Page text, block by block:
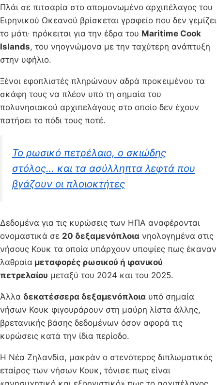
Πλάι σε πιτσαρία στο απομονωμένο αρχιπέλαγος του
Ειρηνικού Ωκεανού βρίσκεται γραφείο που δεν γεμίζει
το μάτι· πρόκειται για την έδρα του Maritime Cook
Islands, του νηογνώμονα με την ταχύτερη ανάπτυξη
στην υφήλιο.
Ξένοι εφοπλιστές πληρώνουν αδρά προκειμένου τα
σκάφη τους να πλέον υπό τη σημαία του
πολυνησιακού αρχιπελάγους στο οποίο δεν έχουν
πατήσει το πόδι τους ποτέ.
Το ρωσικό πετρέλαιο, ο σκιώδης
στόλος… και τα ασύλληπτα λεφτά που
βγάζουν οι πλοιοκτήτες
Δεδομένα για τις κυρώσεις των ΗΠΑ αναφέρονται
ονομαστικά σε 20 δεξαμενόπλοια νηολογημένα στις
νήσους Κουκ τα οποία υπάρχουν υποψίες πως έκαναν
λαθραία μεταφορές ρωσικού ή ιρανικού
πετρελαίου μεταξύ του 2024 και του 2025.
Άλλα δεκατέσσερα δεξαμενόπλοια υπό σημαία
νήσων Κουκ φιγουράρουν στη μαύρη λίστα άλλης,
βρετανικής βάσης δεδομένων όσον αφορά τις
κυρώσεις κατά την ίδια περίοδο.
Η Νέα Ζηλανδία, μακράν ο στενότερος διπλωματικός
εταίρος των νήσων Κουκ, τόνισε πως είναι